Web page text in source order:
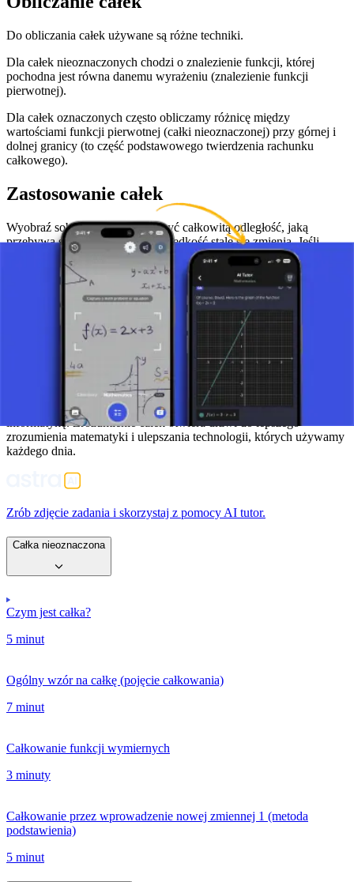
Do obliczania całek używane są różne techniki.
Dla całek nieoznaczonych chodzi o znalezienie funkcji, której
pochodna jest równa danemu wyrażeniu (znalezienie funkcji
pierwotnej).
Dla całek oznaczonych często obliczamy różnicę między
wartościami funkcji pierwotnej (całki nieoznaczonej) przy górnej i
dolnej granicy (to część podstawowego twierdzenia rachunku
całkowego).
Zastosowanie całek
Wyobraź sobie, że chcesz obliczyć całkowitą odległość, jaką
przebywa samochód, jeśli jego prędkość stale się zmienia. Jeśli
prędkość samochodu w danym czasie jest reprezentowana przez
funkcję, możemy użyć całki do obliczenia całkowitej przebytej
odległości w określonym okresie czasu. (Konkretnie całkowanie
funkcji prędkości względem czasu daje przemieszczenie).
Podsumowanie
Całki są kluczową częścią matematyki, która pomaga nam obliczyć,
ile przestrzeni coś zajmuje, na przykład pole lub objętość. Są bardzo
użyteczne nie tylko w szkole, ale także w nauce i inżynierii,
ponieważ pomagają nam rozwiązywać różne problemy, od fizyki po
informatykę. Zrozumienie całek otwiera drzwi do lepszego
zrozumienia matematyki i ulepszania technologii, których używamy
każdego dnia.
Zrób zdjęcie zadania i skorzystaj z pomocy AI tutor.
Całka nieoznaczona
Czym jest całka?
5 minut
Ogólny wzór na całkę (pojęcie całkowania)
7 minut
Całkowanie funkcji wymiernych
3 minuty
Całkowanie przez wprowadzenie nowej zmiennej 1 (metoda
podstawienia)
5 minut